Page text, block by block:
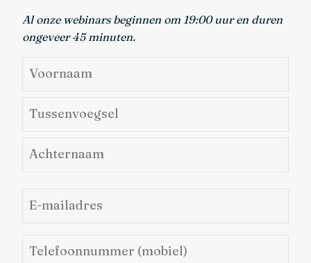
Al onze webinars beginnen om 19:00 uur en duren
ongeveer 45 minuten.
mailadres*
(mobiel) *